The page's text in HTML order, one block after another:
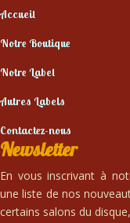
Accueil
Notre Boutique
Notre Label
Autres Labels
Contactez-nous
Newsletter
En vous inscrivant à
une liste de nos
certains salons du